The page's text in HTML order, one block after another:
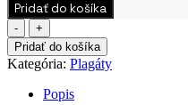
Pridať do košíka
množstvo
Tlač
plagátov
Pridať do košíka
Kategória: Plagáty
Popis